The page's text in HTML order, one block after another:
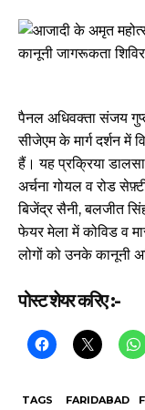
पैनल अधिवक्ता संजय
सीजेएम के मार्ग दर्शन में
हैं। यह प्रक्रिया
अर्चना गोयल व रोड
बिजेंद्र सैनी, बलजीत
फेयर मेला में कोविड व
लोगों को उनके कानूनी
पोस्ट शेयर करिए :-
TAGS FARIDABAD